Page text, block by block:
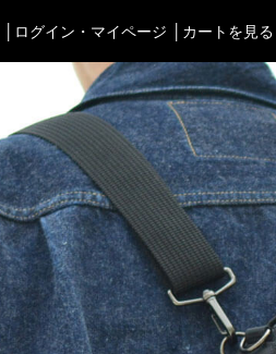
＜ポータブルオーディオケー
イヤフォンケース など／
Astell&Kern
SONY
Cayin
Other
ログイン・マイページ カートを見る